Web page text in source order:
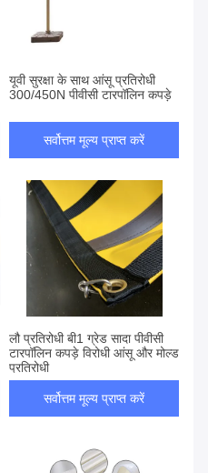
यूवी सुरक्षा के साथ आंसू प्रतिरोधी
300/450N पीवीसी टारपॉलिन कपड़े
सर्वोत्तम मूल्य प्राप्त करें
लौ प्रतिरोधी बी1 ग्रेड सादा पीवीसी
टारपॉलिन कपड़े विरोधी आंसू और मोल्ड
प्रतिरोधी
सर्वोत्तम मूल्य प्राप्त करें